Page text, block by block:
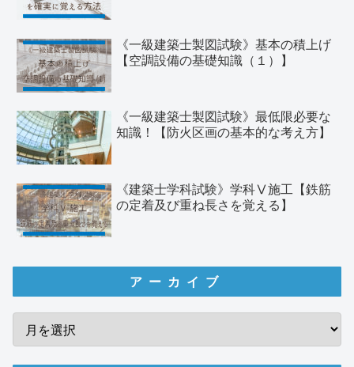
《一級建築士製図試験》基本の積上げ
【空調設備の基礎知識（１）】
《一級建築士製図試験》最低限必要な
知識！【防火区画の基本的な考え方】
《建築士学科試験》学科Ⅴ施工【鉄筋
の定着及び重ね長さを覚える】
アーカイブ